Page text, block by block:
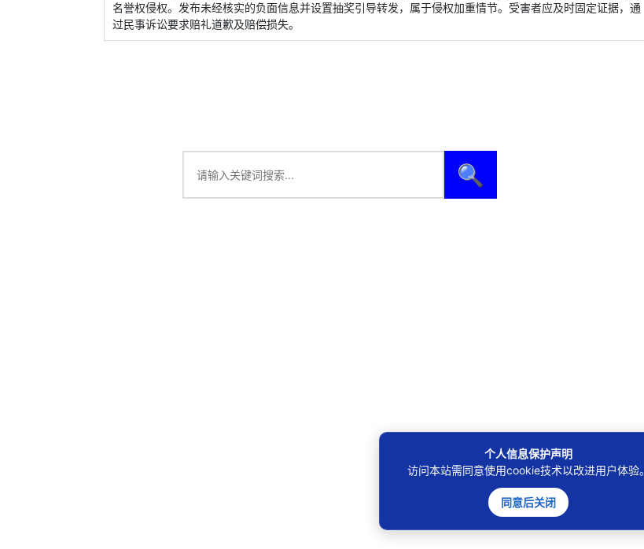
名誉权侵权。发布未经核实的负面信息并设置抽奖引导转发，属于侵权加重情节。受害者应及时固定证据，通
过民事诉讼要求赔礼道歉及赔偿损失。
🔍
个人信息保护声明
访问本站需同意使用cookie技术以改进用户体验。
同意后关闭